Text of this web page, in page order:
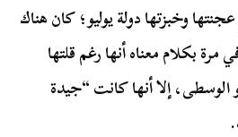
وخبزتها دولة يوليو؛ كان هناك
بكلام معناه أنها رغم قلتها
الوسطى، إلا أنها كانت “جيدة